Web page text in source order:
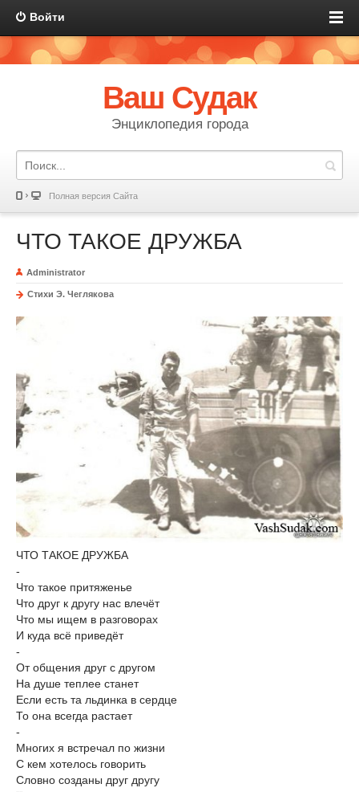
Войти
Ваш Судак
Энциклопедия города
Полная версия Сайта
ЧТО ТАКОЕ ДРУЖБА
Administrator
Стихи Э. Чеглякова
ЧТО ТАКОЕ ДРУЖБА
-
Что такое притяженье
Что друг к другу нас влечёт
Что мы ищем в разговорах
И куда всё приведёт
-
От общения друг с другом
На душе теплее станет
Если есть та льдинка в сердце
То она всегда растает
-
Многих я встречал по жизни
С кем хотелось говорить
Словно созданы друг другу